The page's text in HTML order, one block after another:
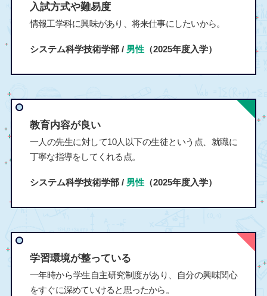
入試方式や難易度
情報工学科に興味があり、将来仕事にしたいから。
システム科学技術学部 / 男性（2025年度入学）
教育内容が良い
一人の先生に対して10人以下の生徒という点、就職に
丁寧な指導をしてくれる点。
システム科学技術学部 / 男性（2025年度入学）
学習環境が整っている
一年時から学生自主研究制度があり、自分の興味関心
をすぐに深めていけると思ったから。